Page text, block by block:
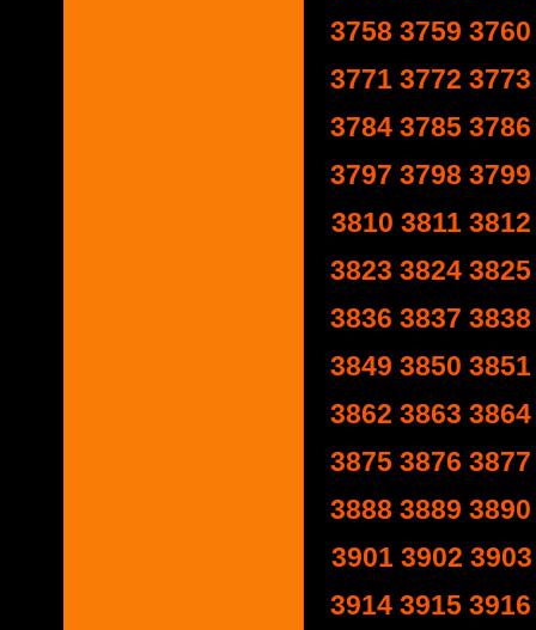
3758 3759 3760
3771 3772 3773
3784 3785 3786
3797 3798 3799
3810 3811 3812
3823 3824 3825
3836 3837 3838
3849 3850 3851
3862 3863 3864
3875 3876 3877
3888 3889 3890
3901 3902 3903
3914 3915 3916